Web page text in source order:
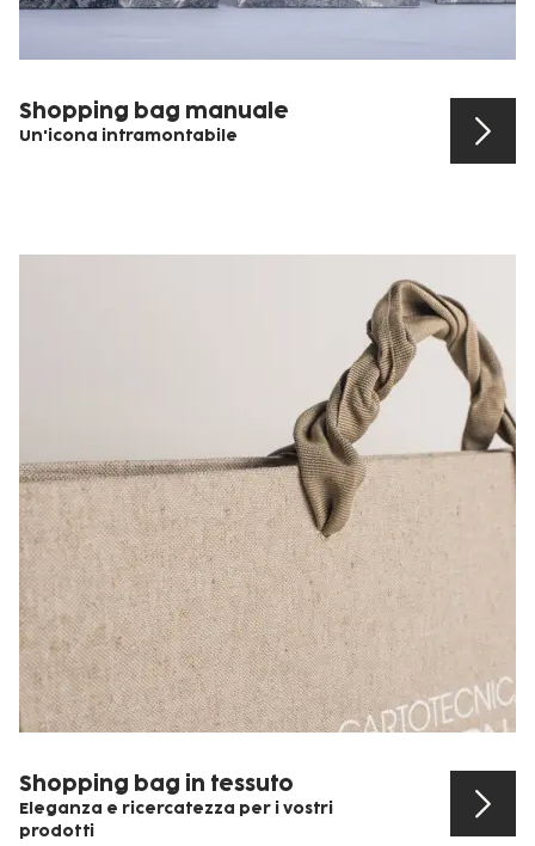
Shopping bag manuale
Un'icona intramontabile
Shopping bag in tessuto
Eleganza e ricercatezza per i vostri
prodotti